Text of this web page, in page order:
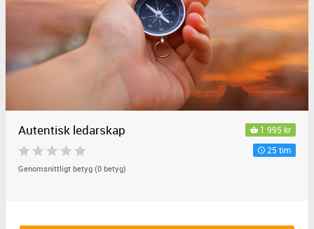
1 995 kr
25 tim
Autentisk ledarskap
Genomsnittligt betyg (0 betyg)